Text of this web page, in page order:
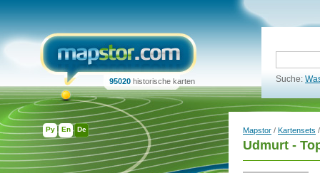
Ру En De
95020 historische karten Suche:
Mapstor / Kartensets
Udmurt -